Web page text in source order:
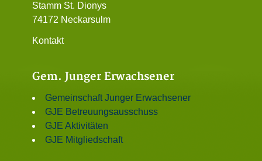
Stamm St. Dionys
74172 Neckarsulm
Kontakt
Gem. Junger Erwachsener
Gemeinschaft Junger Erwachsener
GJE Betreuungsausschuss
GJE Aktivitäten
GJE Mitgliedschaft